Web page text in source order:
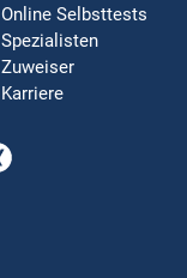
Online Selbsttests
Spezialisten
Zuweiser
Karriere